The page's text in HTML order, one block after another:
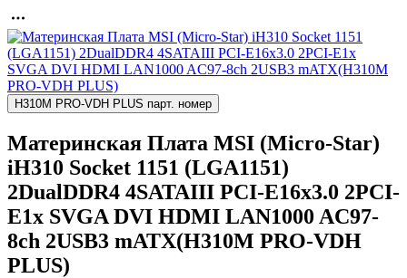
H310M PRO-VDH PLUS парт. номер
Материнская Плата MSI (Micro-Star)
iH310 Socket 1151 (LGA1151)
2DualDDR4 4SATAIII PCI-E16x3.0 2PCI-
E1x SVGA DVI HDMI LAN1000 AC97-
8ch 2USB3 mATX(H310M PRO-VDH
PLUS)